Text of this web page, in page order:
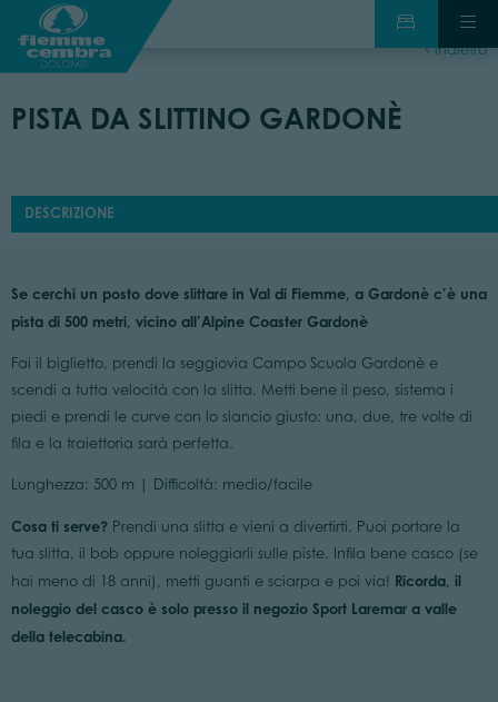
indietro
PISTA DA SLITTINO GARDONÈ
DESCRIZIONE
Se cerchi un posto dove slittare in Val di Fiemme, a Gardonè c’è una
pista di 500 metri, vicino all’Alpine Coaster Gardonè
Fai il biglietto, prendi la seggiovia Campo Scuola Gardonè e
scendi a tutta velocità con la slitta. Metti bene il peso, sistema i
piedi e prendi le curve con lo slancio giusto: una, due, tre volte di
fila e la traiettoria sarà perfetta.
Lunghezza: 500 m | Difficoltà: medio/facile
Cosa ti serve?Prendi una slitta e vieni a divertirti. Puoi portare la
tua slitta, il bob oppure noleggiarli sulle piste. Infila bene casco (se
hai meno di 18 anni), metti guanti e sciarpa e poi via! Ricorda, il
noleggio del casco è solo presso il negozio Sport Laremar a valle
della telecabina.